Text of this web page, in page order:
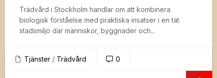
Trädvård i Stockholm handlar om att kombinera
biologisk förståelse med praktiska insatser i en tät
stadsmiljö där människor, byggnader och...
Tjänster / Trädvård 0